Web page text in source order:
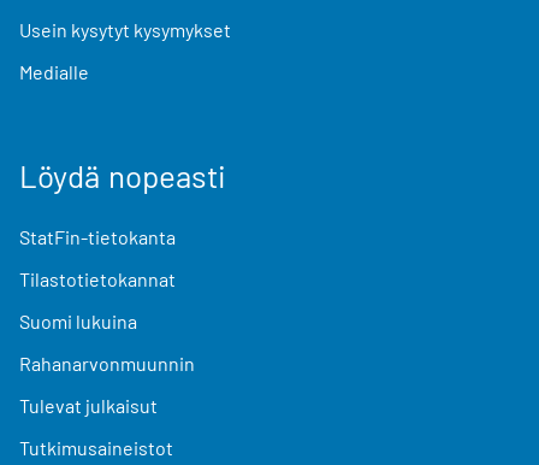
Usein kysytyt kysymykset
Medialle
Löydä nopeasti
StatFin-tietokanta
Tilastotietokannat
Suomi lukuina
Rahanarvonmuunnin
Tulevat julkaisut
Tutkimusaineistot